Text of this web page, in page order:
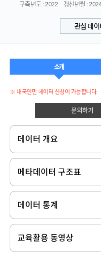
AI 개발지원
구축년도 : 2022 갱신년월 :
관심 데
소개
※ 내국인만 데이터 신청이 가능합니다.
문의하기
데이터 개요
메타데이터 구조표
데이터 통계
교육활용 동영상